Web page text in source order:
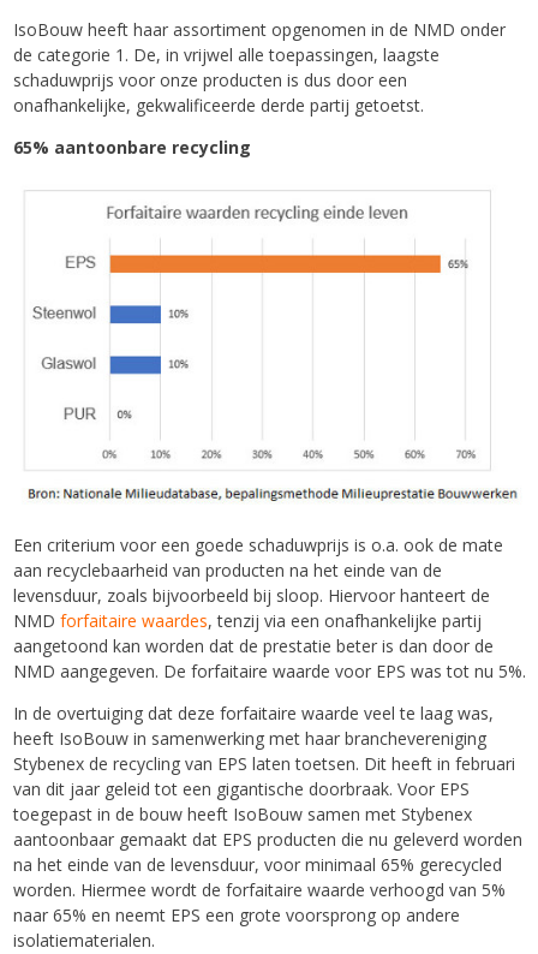
IsoBouw heeft haar assortiment opgenomen in de NMD onder
de categorie 1. De, in vrijwel alle toepassingen, laagste
schaduwprijs voor onze producten is dus door een
onafhankelijke, gekwalificeerde derde partij getoetst.
65% aantoonbare recycling
Een criterium voor een goede schaduwprijs is o.a. ook de mate
aan recyclebaarheid van producten na het einde van de
levensduur, zoals bijvoorbeeld bij sloop. Hiervoor hanteert de
NMD forfaitaire waardes, tenzij via een onafhankelijke partij
aangetoond kan worden dat de prestatie beter is dan door de
NMD aangegeven. De forfaitaire waarde voor EPS was tot nu 5%.
In de overtuiging dat deze forfaitaire waarde veel te laag was,
heeft IsoBouw in samenwerking met haar branchevereniging
Stybenex de recycling van EPS laten toetsen. Dit heeft in februari
van dit jaar geleid tot een gigantische doorbraak. Voor EPS
toegepast in de bouw heeft IsoBouw samen met Stybenex
aantoonbaar gemaakt dat EPS producten die nu geleverd worden
na het einde van de levensduur, voor minimaal 65% gerecycled
worden. Hiermee wordt de forfaitaire waarde verhoogd van 5%
naar 65% en neemt EPS een grote voorsprong op andere
isolatiematerialen.